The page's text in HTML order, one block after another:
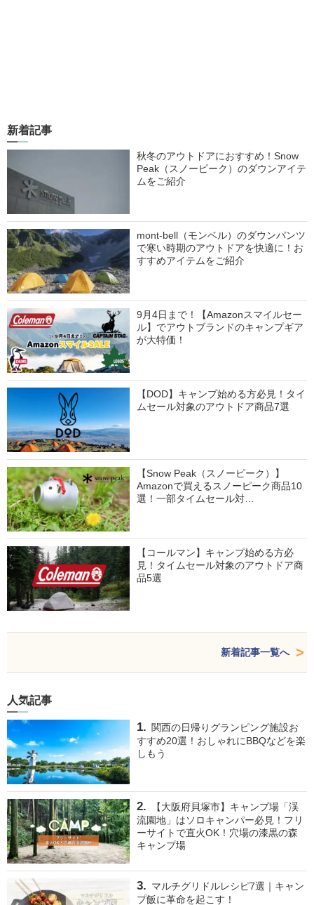
新着記事
秋冬のアウトドアにおすすめ！Snow
Peak（スノーピーク）のダウンアイテ
ムをご紹介
mont-bell（モンベル）のダウンパンツ
で寒い時期のアウトドアを快適に！お
すすめアイテムをご紹介
9月4日まで！【Amazonスマイルセー
ル】でアウトブランドのキャンプギア
が大特価！
【DOD】キャンプ始める方必見！タイ
ムセール対象のアウトドア商品7選
【Snow Peak（スノーピーク）】
Amazonで買えるスノーピーク商品10
選！一部タイムセール対…
【コールマン】キャンプ始める方必
見！タイムセール対象のアウトドア商
品5選
新着記事一覧へ
人気記事
関西の日帰りグランピング施設お
すすめ20選！おしゃれにBBQなどを楽
しもう
【大阪府貝塚市】キャンプ場「渓
流園地」はソロキャンパー必見！フリ
ーサイトで直火OK！穴場の漆黒の森
キャンプ場
マルチグリドルレシピ7選｜キャン
プ飯に革命を起こす！